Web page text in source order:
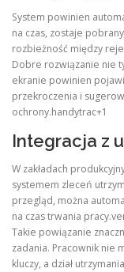
System powinien
na czas, zostaje
rozbieżność między
Dobre rozwiązanie nie
ekranie powinien
przekroczenia i
ochrony.handytrac+1
Integracja z
W zakładach
systemem zleceń
przegląd, można
na czas trwania
Takie powiązanie
zadania. Pracownik nie
kluczy, a dział